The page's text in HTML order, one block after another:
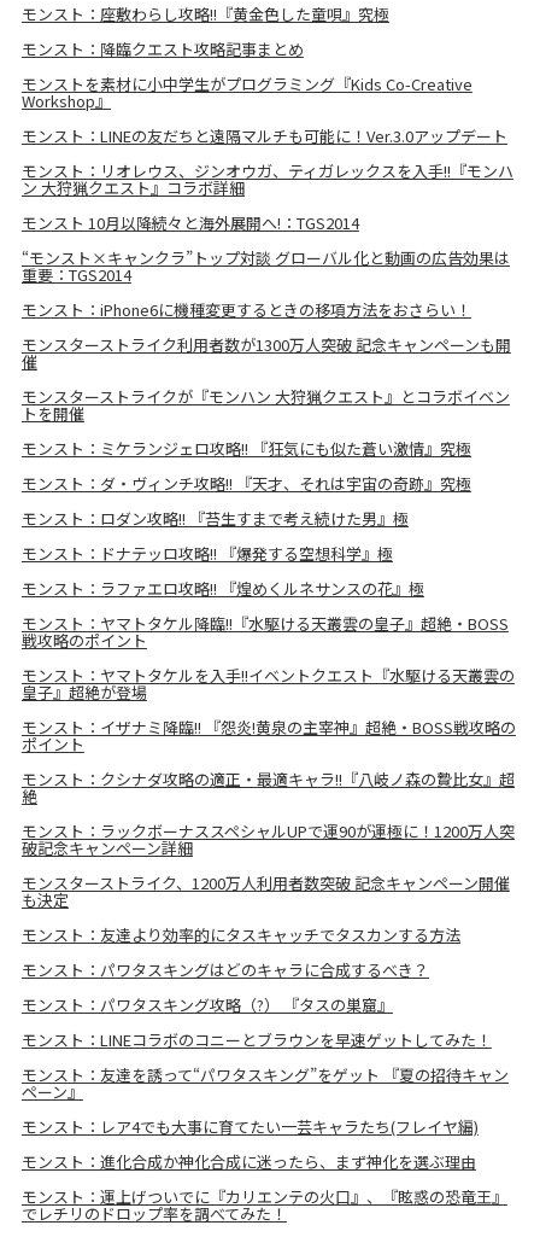
モンスト：座敷わらし攻略!!『黄金色した童唄』究極
モンスト：降臨クエスト攻略記事まとめ
モンストを素材に小中学生がプログラミング『Kids Co-Creative
Workshop』
モンスト：LINEの友だちと遠隔マルチも可能に！Ver.3.0アップデート
モンスト：リオレウス、ジンオウガ、ティガレックスを入手!!『モンハ
ン 大狩猟クエスト』コラボ詳細
モンスト 10月以降続々と海外展開へ!：TGS2014
“モンスト×キャンクラ”トップ対談 グローバル化と動画の広告効果は
重要：TGS2014
モンスト：iPhone6に機種変更するときの移項方法をおさらい！
モンスターストライク利用者数が1300万人突破 記念キャンペーンも開
催
モンスターストライクが『モンハン 大狩猟クエスト』とコラボイベン
トを開催
モンスト：ミケランジェロ攻略!! 『狂気にも似た蒼い激情』究極
モンスト：ダ・ヴィンチ攻略!! 『天才、それは宇宙の奇跡』究極
モンスト：ロダン攻略!! 『苔生すまで考え続けた男』極
モンスト：ドナテッロ攻略!! 『爆発する空想科学』極
モンスト：ラファエロ攻略!! 『煌めくルネサンスの花』極
モンスト：ヤマトタケル降臨!!『水駆ける天叢雲の皇子』超絶・BOSS
戦攻略のポイント
モンスト：ヤマトタケルを入手!!イベントクエスト『水駆ける天叢雲の
皇子』超絶が登場
モンスト：イザナミ降臨!! 『怨炎!黄泉の主宰神』超絶・BOSS戦攻略の
ポイント
モンスト：クシナダ攻略の適正・最適キャラ!!『八岐ノ森の贄比女』超
絶
モンスト：ラックボーナススペシャルUPで運90が運極に！1200万人突
破記念キャンペーン詳細
モンスターストライク、1200万人利用者数突破 記念キャンペーン開催
も決定
モンスト：友達より効率的にタスキャッチでタスカンする方法
モンスト：パワタスキングはどのキャラに合成するべき？
モンスト：パワタスキング攻略（?） 『タスの巣窟』
モンスト：LINEコラボのコニーとブラウンを早速ゲットしてみた！
モンスト：友達を誘って“パワタスキング”をゲット 『夏の招待キャン
ペーン』
モンスト：レア4でも大事に育てたい一芸キャラたち(フレイヤ編)
モンスト：進化合成か神化合成に迷ったら、まず神化を選ぶ理由
モンスト：運上げついでに『カリエンテの火口』、『眩惑の恐竜王』
でレチリのドロップ率を調べてみた！